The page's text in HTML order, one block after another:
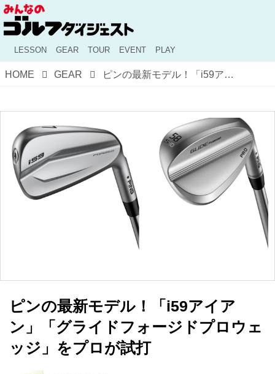
LESSON GEAR TOUR EVENT PLAY
HOME GEAR ピンの最新モデル！「i59アイアン」「グライドフォージドプロウェッジ」をプロが試打
ピンの最新モデル！「i59アイア
ン」「グライドフォージドプロウェ
ッジ」をプロが試打